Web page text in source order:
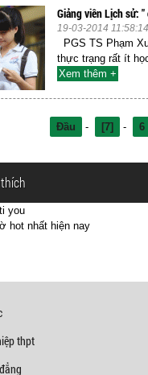
Giảng viên Lịch sử:
19-03-2014 11:58:14
PGS TS Phạm
thực trạng rất ít
Xem thêm +
Đầu - [7] - 6
you
hot nhất hiện nay
thpt